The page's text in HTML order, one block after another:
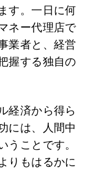
す。一日に何
ネー代理店で
業者と、経営
握する独自の
経済から得ら
には、人間中
うことです。
りもはるかに